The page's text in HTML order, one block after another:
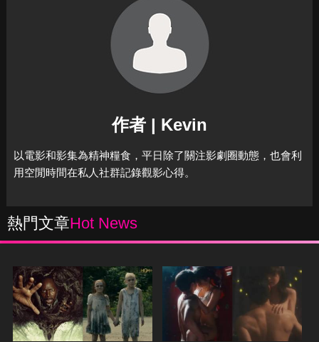
作者 | Kevin
以電影和影集為精神糧食，平日除了關注影劇圈動態，也會利
用空閒時間在私人社群記錄觀影心得。
熱門文章Hot News